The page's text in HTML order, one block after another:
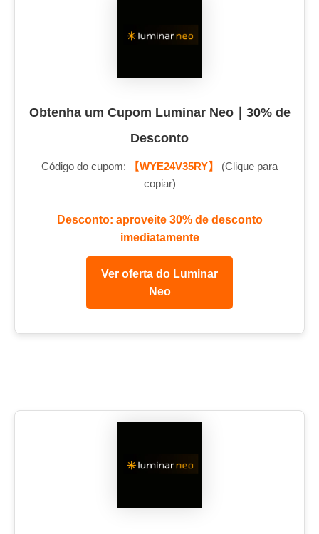
Obtenha um Cupom Luminar Neo｜30% de
Desconto
Código do cupom: 【WYE24V35RY】
(Clique para
copiar)
Desconto: aproveite 30% de desconto
imediatamente
Ver oferta do Luminar
Neo